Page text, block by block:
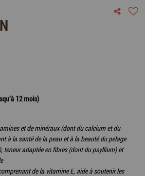
12 mois)
et de minéraux (dont du calcium et du
à la santé de la peau et à la beauté du pelage
teneur adaptée en fibres (dont du psyllium) et
de la vitamine E, aide à soutenir les